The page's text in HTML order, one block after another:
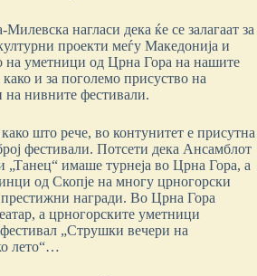
нагласи дека ќе се залагаат за
проекти меѓу Македонија и
на уметници од Црна Гора на нашите
и за поголемо присуство на
нивните фестивали.
што рече, во контунитет е присутна
фестивали. Потсети дека Ансамблот
„Танец“ имаше турнеја во Црна Гора, а
од Скопје на многу црногорски
награди. Во Црна Гора
а црногорските уметници
„Струшки вечери на
лето“…